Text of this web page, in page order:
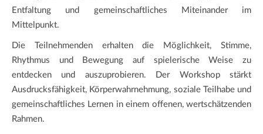
Entfaltung und gemeinschaftliches Miteinander im
Mittelpunkt.
Die Teilnehmenden erhalten die Möglichkeit, Stimme,
Rhythmus und Bewegung auf spielerische Weise zu
entdecken und auszuprobieren. Der Workshop stärkt
Ausdrucksfähigkeit, Körperwahrnehmung, soziale Teilhabe und
gemeinschaftliches Lernen in einem offenen, wertschätzenden
Rahmen.